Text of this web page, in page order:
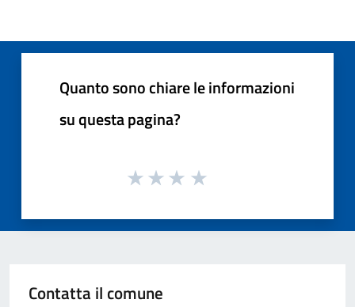
Quanto sono chiare le informazioni
su questa pagina?
Contatta il comune